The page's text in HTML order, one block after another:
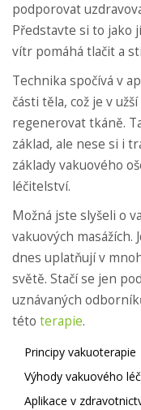
podporovat
Představte si to jako
vítr pomáhá tlačit a
Technika spočívá v
části těla, což je v
regenerovat tkáně.
základ, ale nese si i
základy vakuového
léčitelství.
Možná jste slyšeli o
vakuových
dnes uplatňují v
světě. Stačí se jen
uznávaných
této terapie.
Principy vakuoterapie
Výhody vakuového
Aplikace v